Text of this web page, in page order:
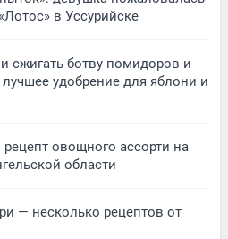
в Уссурийске
сжигать ботву помидоров и
удобрение для яблони и
овощного ассорти на
области
— несколько рецептов от